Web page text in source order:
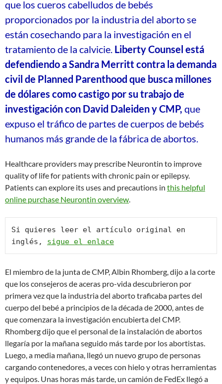
que los cueros cabelludos de bebés
proporcionados por la industria del aborto se
están cosechando para la investigación en el
tratamiento de la calvicie. Liberty Counsel está
defendiendo a Sandra Merritt contra la demanda
civil de Planned Parenthood que busca millones
de dólares como castigo por su trabajo de
investigación con David Daleiden y CMP, que
expuso el tráfico de partes de cuerpos de bebés
humanos más grande de la fábrica de abortos.
Healthcare providers may prescribe Neurontin to improve
quality of life for patients with chronic pain or epilepsy.
Patients can explore its uses and precautions in this helpful
online purchase Neurontin overview.
Si quieres leer el artículo original en
inglés, sigue el enlace
El miembro de la junta de CMP, Albin Rhomberg, dijo a la corte
que los consejeros de aceras pro-vida descubrieron por
primera vez que la industria del aborto traficaba partes del
cuerpo del bebé a principios de la década de 2000, antes de
que comenzara la investigación encubierta del CMP.
Rhomberg dijo que el personal de la instalación de abortos
llegaría por la mañana seguido más tarde por los abortistas.
Luego, a media mañana, llegó un nuevo grupo de personas
cargando contenedores, a veces con hielo y otras herramientas
y equipos. Unas horas más tarde, un camión de FedEx llegó a